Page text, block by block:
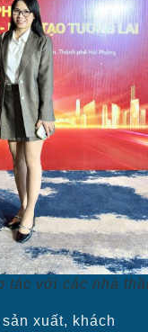
tác với các nhà
xuất, khách